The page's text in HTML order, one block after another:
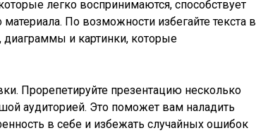
легко воспринимаются, способствует
По возможности избегайте текста в
и картинки, которые
Прорепетируйте презентацию несколько
аудиторией. Это поможет вам наладить
в себе и избежать случайных ошибок